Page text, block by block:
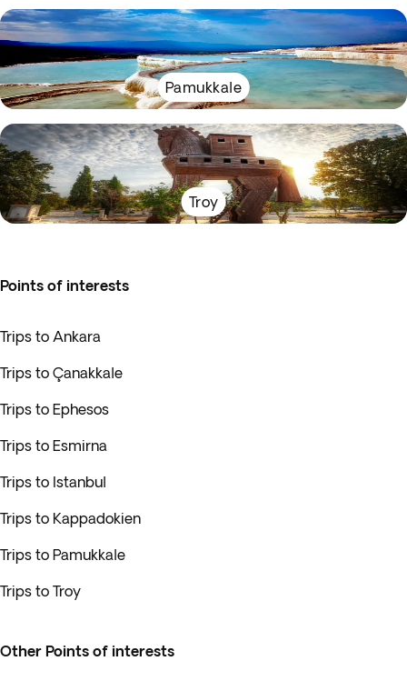
Pamukkale
Troy
Points of interests
Trips to Ankara
Trips to Çanakkale
Trips to Ephesos
Trips to Esmirna
Trips to Istanbul
Trips to Kappadokien
Trips to Pamukkale
Trips to Troy
Other Points of interests